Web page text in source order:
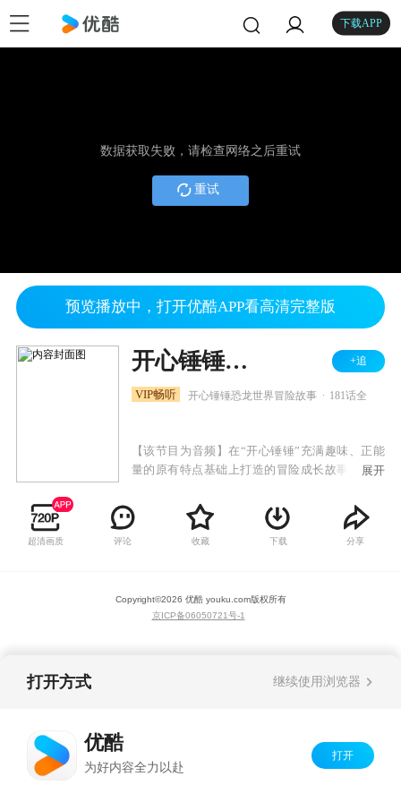
下载APP
数据获取失败，请检查网络之后重试
重试
预览播放中，打开优酷APP看高清完整版
开心锤锤时光笔记之恐龙篇 +追
VIP畅听 开心锤锤恐龙世界冒险故事 181话全
【该节目为音频】在“开心锤锤”充满趣味、正能
量的原有特点基础上打造的冒险成长故事。小朋
了解史前知识的同时，见证恐龙们独特个性，一
步步解开时光笔记的秘密，体验一场场精彩绝伦
的探险故事。不断丰富精神世界，助力个人成长
展开
超清画质 评论 收藏 下载 分享
Copyright©2026 优酷 youku.com版权所有
京ICP备06050721号-1
打开方式 继续使用浏览器
优酷
为好内容全力以赴
打开